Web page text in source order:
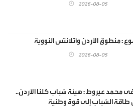
2026-08-05
: منطوق الأردن وأتلانتس النووية
2026-08-05
محمد عيروط : هيئة شباب كلنا الأردن..
طاقة الشباب إلى قوة وطنية